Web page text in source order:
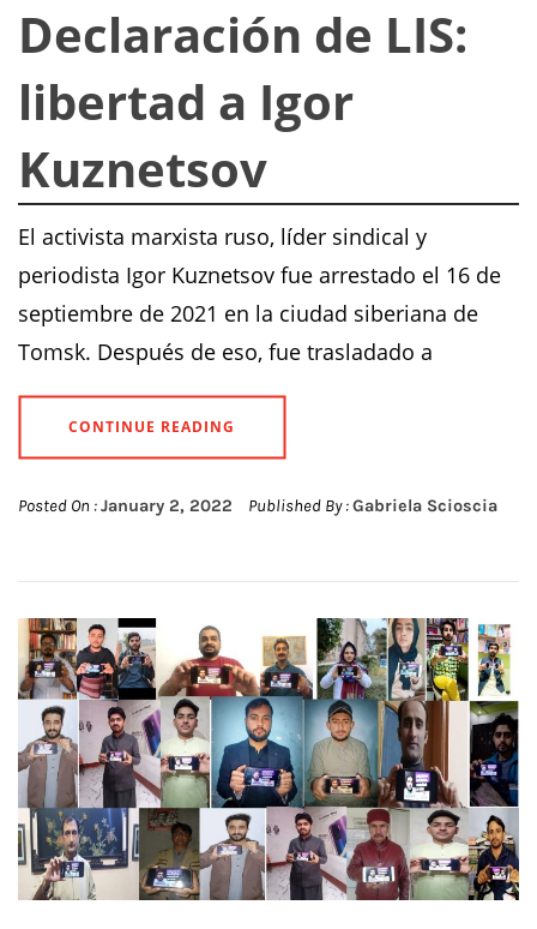
Declaración de LIS:
libertad a Igor
Kuznetsov
El activista marxista ruso, líder sindical y
periodista Igor Kuznetsov fue arrestado el 16 de
septiembre de 2021 en la ciudad siberiana de
Tomsk. Después de eso, fue trasladado a
CONTINUE READING
Posted On :January 2, 2022 Published By :Gabriela Scioscia